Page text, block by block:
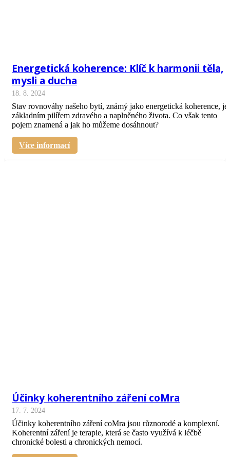
Energetická koherence: Klíč k harmonii těla,
mysli a ducha
18. 8. 2024
Stav rovnováhy našeho bytí, známý jako energetická koherence, je
základním pilířem zdravého a naplněného života. Co však tento
pojem znamená a jak ho můžeme dosáhnout?
Více informací
Účinky koherentního záření coMra
17. 7. 2024
Účinky koherentního záření coMra jsou různorodé a komplexní.
Koherentní záření je terapie, která se často využívá k léčbě
chronické bolesti a chronických nemocí.